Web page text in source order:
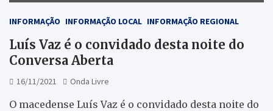
INFORMAÇÃO INFORMAÇÃO LOCAL INFORMAÇÃO REGIONAL
Luís Vaz é o convidado desta noite do
Conversa Aberta
16/11/2021 Onda Livre
O macedense Luís Vaz é o convidado desta noite do